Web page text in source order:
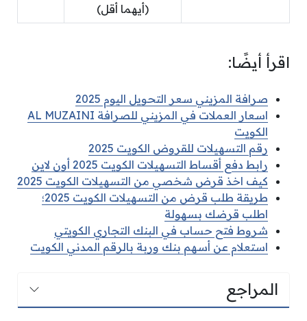
(أيهما أقل)
اقرأ أيضًا:
صرافة المزيني سعر التحويل اليوم 2025
اسعار العملات في المزيني للصرافة AL MUZAINI
الكويت
رقم التسهيلات للقروض الكويت 2025
رابط دفع أقساط التسهيلات الكويت 2025 أون لاين
كيف اخذ قرض شخصي من التسهيلات الكويت 2025
طريقة طلب قرض من التسهيلات الكويت 2025؛
اطلب قرضك بسهولة
شروط فتح حساب في البنك التجاري الكويتي
استعلام عن أسهم بنك وربة بالرقم المدني الكويت
المراجع